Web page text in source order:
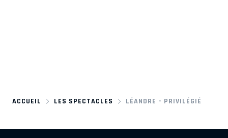
ACCUEIL LES SPECTACLES LÉANDRE – PRIVILÉGIÉ